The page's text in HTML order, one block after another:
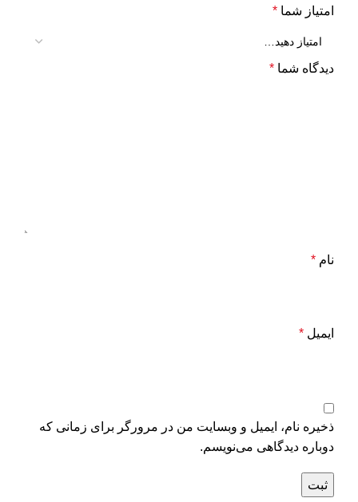
امتیاز شما *
دیدگاه شما *
نام *
ایمیل *
ذخیره نام، ایمیل و وبسایت من در مرورگر برای زمانی که
دوباره دیدگاهی می‌نویسم.